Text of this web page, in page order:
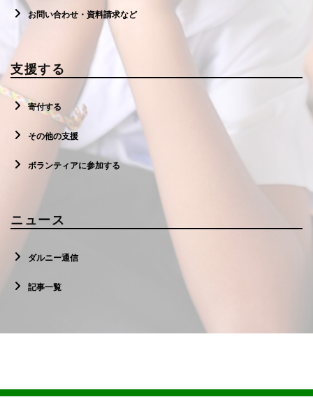
お問い合わせ・資料請求など
支援する
寄付する
その他の支援
ボランティアに参加する
ニュース
ダルニー通信
記事一覧